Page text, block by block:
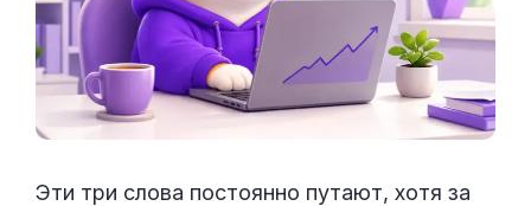
Эти три слова постоянно путают, хотя за